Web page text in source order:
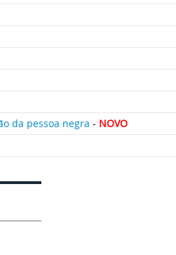
da pessoa negra - NOVO